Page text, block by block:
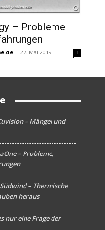
– Probleme
- 27. Mai 2019 1
– Mängel und
– Probleme,
– Thermische
heraus
nur eine Frage der